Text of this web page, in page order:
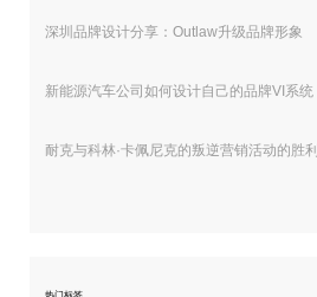
深圳品牌设计分享：Outlaw升级品牌形象
新能源汽车公司如何设计自己的品牌VI系统
耐克与科林·卡佩尼克的叛逆营销活动的胜利